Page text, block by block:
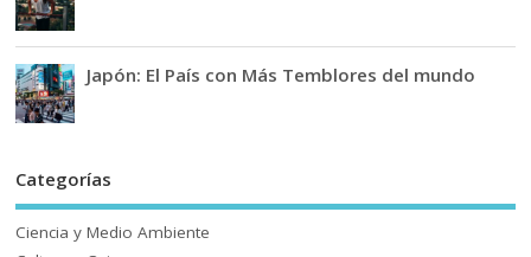
Japón: El País con Más Temblores del mundo
Categorías
Ciencia y Medio Ambiente